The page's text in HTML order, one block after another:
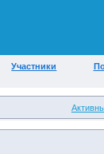
Участники